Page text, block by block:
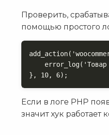
Проверить,
помощью простого
}, 10, 6);
Если в логе PHP
значит хук работает